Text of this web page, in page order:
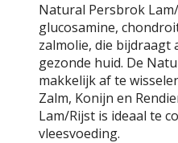
Natural Persbrok
glucosamine,
zalmolie, die bijdraagt
gezonde huid. De
makkelijk af te
Zalm, Konijn en
Lam/Rijst is ideaal te
vleesvoeding.